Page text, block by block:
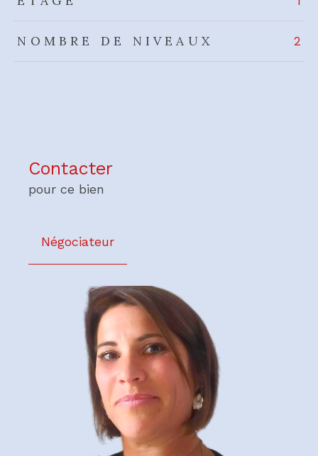
NOMBRE DE NIVEAUX 2
Contacter
pour ce bien
Négociateur